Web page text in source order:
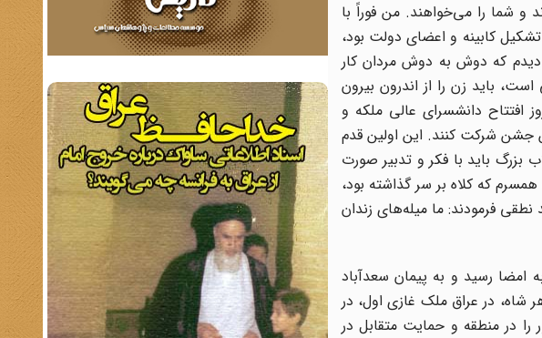
و شما را می‌خواهند. من فوراً با
کابینه و اعضای دولت بود،
دیدم که دوش به دوش مردان کار
باید زن را از اندرون بیرون
افتتاح دانشسرای عالی ملکه و
جشن شرکت کنند. این اولین قدم
بزرگ باید با فکر و تدبیر صورت
خود را اعلام کردند. روز ۱۷ دی فرا رسید. من و همسرم که کلاه بر سر گذاشته بود،
فرمودند: ما میله‌های زندان
به امضا رسید و به پیمان سعدآباد
شاه، در عراق ملک غازی اول، در
در منطقه و حمایت متقابل در